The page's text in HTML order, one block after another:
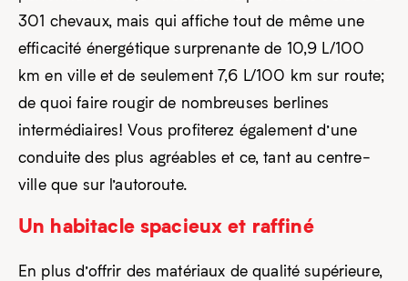
301 chevaux, mais qui affiche tout de même une
efficacité énergétique surprenante de 10,9 L/100
km en ville et de seulement 7,6 L/100 km sur route;
de quoi faire rougir de nombreuses berlines
intermédiaires! Vous profiterez également d’une
conduite des plus agréables et ce, tant au centre-
ville que sur l’autoroute.
Un habitacle spacieux et raffiné
En plus d’offrir des matériaux de qualité supérieure,